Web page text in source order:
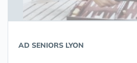
AD SENIORS LYON